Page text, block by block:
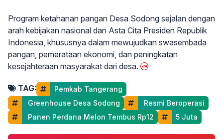
Program ketahanan pangan Desa Sodong sejalan dengan
arah kebijakan nasional dan Asta Cita Presiden Republik
Indonesia, khususnya dalam mewujudkan swasembada
pangan, pemerataan ekonomi, dan peningkatan
kesejahteraan masyarakat dari desa.
TAG:
Pemkab Tangerang
Greenhouse Desa Sodong
Resmi Beroperasi
Panen Perdana Melon Tembus Rp12
5 Juta